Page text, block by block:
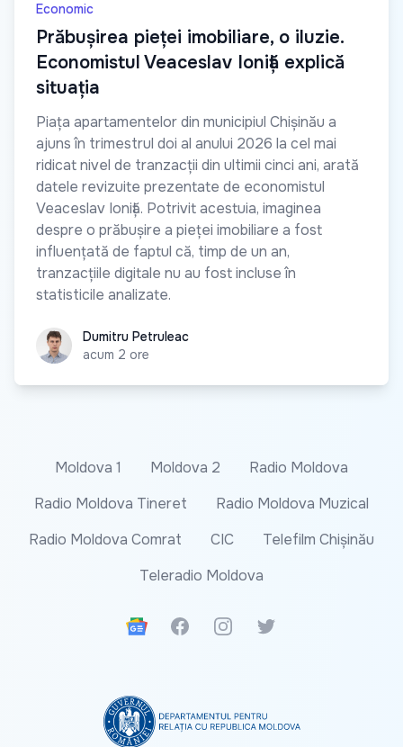
Economic
Prăbușirea pieței imobiliare, o iluzie.
Economistul Veaceslav Ioniță explică
situația
Piața apartamentelor din municipiul Chișinău a
ajuns în trimestrul doi al anului 2026 la cel mai
ridicat nivel de tranzacții din ultimii cinci ani, arată
datele revizuite prezentate de economistul
Veaceslav Ioniță. Potrivit acestuia, imaginea
despre o prăbușire a pieței imobiliare a fost
influențată de faptul că, timp de un an,
tranzacțiile digitale nu au fost incluse în
statisticile analizate.
Dumitru Petruleac
Dumitru Petruleac
acum 2 ore
Moldova 1 Moldova 2
Radio Moldova
Radio Moldova Tineret
Radio Moldova Muzical
Radio Moldova Comrat
CIC
Telefilm Chișinău
Teleradio Moldova
Google News
FacebookInstagramTwitter